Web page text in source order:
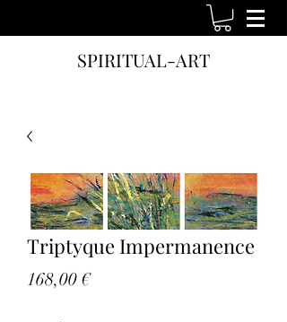
SPIRITUAL-ART
Triptyque Impermanence
168,00 €Prix